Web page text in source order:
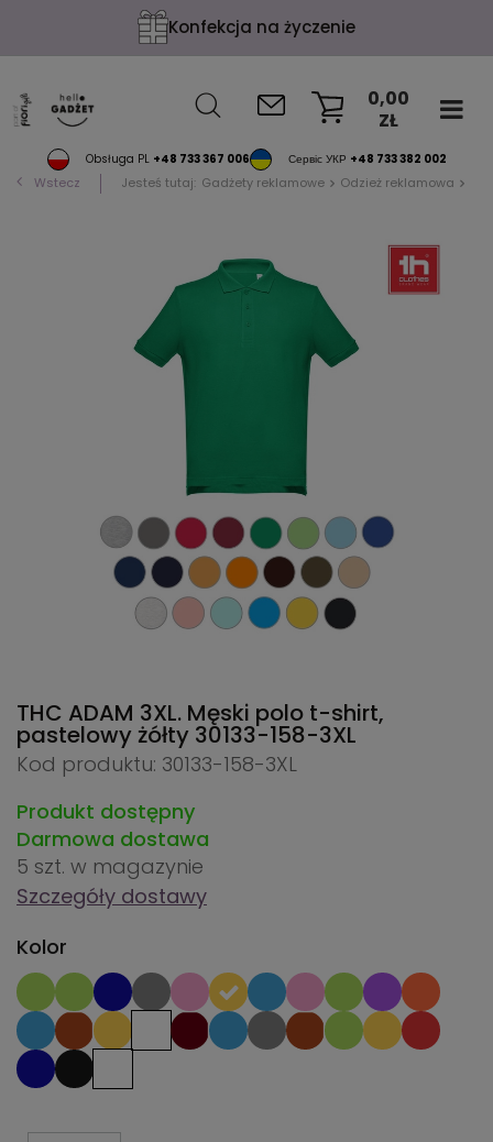
Konfekcja na życzenie
Obsługa PL +48 733 367 006 Сервіс УКР +48 733 382 002
0,00
ZŁ
Wstecz Jesteś tutaj: Gadżety reklamowe Odzież reklamowa
THC ADAM 3XL. Męski polo t-shirt,
pastelowy żółty 30133-158-3XL
Kod produktu: 30133-158-3XL
Produkt dostępny
Darmowa dostawa
5 szt. w magazynie
Szczegóły dostawy
Kolor